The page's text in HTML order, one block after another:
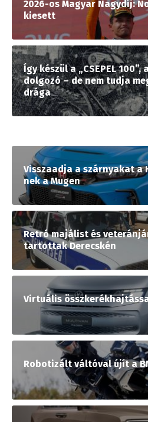
2026-os Magyar Nagydíj:
kiesett
Így készül a „CSEPEL
dolgozó – de nem tudja
drága
Visszaadja a szárnyakat a
nek a Mugen
Retró majálist és
tartottak Derecskén
Virtuális
Robotizált váltóval újít a